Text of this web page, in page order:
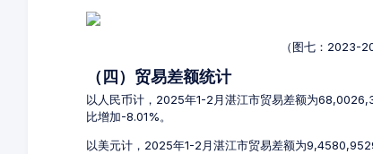
（图七：2023-
（四）贸易差额统计
以人民币计，2025年1-2月湛江市贸易差额为
比增加-8.01%。
以美元计，2025年1-2月湛江市贸易差额为